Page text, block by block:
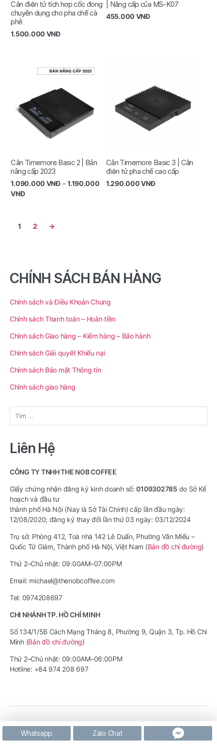
Cân điện tử tích hợp cốc đong
chuyên dụng cho pha chế cà
phê
1.500.000 VNĐ
| Nâng cấp của MS-K07
455.000 VNĐ
Cân Timemore Basic 2 | Bản
nâng cấp 2023
1.090.000 VNĐ–1.190.000
VNĐ
Cân Timemore Basic 3 | Cân
điện tử pha chế cao cấp
1.290.000VNĐ
1 2 →
CHÍNH SÁCH BÁN HÀNG
Chính sách và Điều Khoản Chung
Chính sách Thanh toán – Hoàn tiền
Chính sách Giao hàng – Kiểm hàng – Bảo hành
Chính sách Giải quyết Khiếu nại
Chính sách Bảo mật Thông tin
Chính sách giao hàng
Tìm
kiếm
Liên Hệ
CÔNG TY TNHH THE NOB COFFEE
Giấy chứng nhận đăng ký kinh doanh số:0109302785 do Sở Kế
hoạch và đầu tư
thành phố Hà Nội (Nay là Sở Tài Chính) cấp lần đầu ngày:
12/08/2020; đăng ký thay đổi lần thứ 03 ngày: 03/12/2024
Trụ sở: Phòng 412, Toà nhà 142 Lê Duẩn, Phường Văn Miếu –
Quốc Tử Giám, Thành phố Hà Nội, Việt Nam (Bản đồ chỉ đường)
Thứ 2–Chủ nhật: 09:00AM–07:00PM
Email: michael@thenobcoffee.com
Tel: 0974208697
CHI NHÁNH TP. HỒ CHÍ MINH
Số 134/1/5B Cách Mạng Tháng 8, Phường 9, Quận 3, Tp. Hồ Chí
Minh (Bản đồ chỉ đường)
Thứ 2–Chủ nhật: 09:00AM–06:00PM
Hotline: +84 974 208 697
© 2026The Nob Coffee Lên trên↑
Whatsapp
Zalo Chat